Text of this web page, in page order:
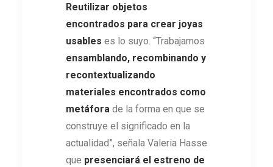
Reutilizar objetos
encontrados para crear joyas
usables es lo suyo. “Trabajamos
ensamblando, recombinando y
recontextualizando
materiales encontrados como
metáfora de la forma en que se
construye el significado en la
actualidad”, señala Valeria Hasse
que presenciará el estreno de